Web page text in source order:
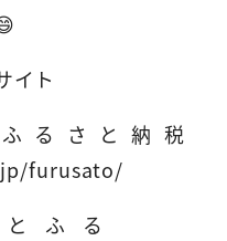
イト
と納税
furusato/
る